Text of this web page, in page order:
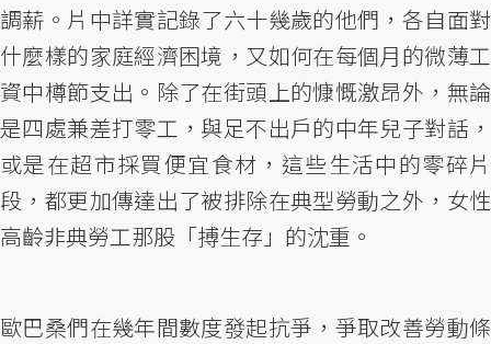
調薪。片中詳實記錄了六十幾歲的他們，各自面對
什麼樣的家庭經濟困境，又如何在每個月的微薄工
資中樽節支出。除了在街頭上的慷慨激昂外，無論
是四處兼差打零工，與足不出戶的中年兒子對話，
或是在超市採買便宜食材，這些生活中的零碎片
段，都更加傳達出了被排除在典型勞動之外，女性
高齡非典勞工那股「搏生存」的沈重。
歐巴桑們在幾年間數度發起抗爭，爭取改善勞動條